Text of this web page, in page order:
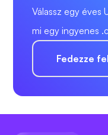
Válassz egy éves
mi egy ingyenes
Fedezze